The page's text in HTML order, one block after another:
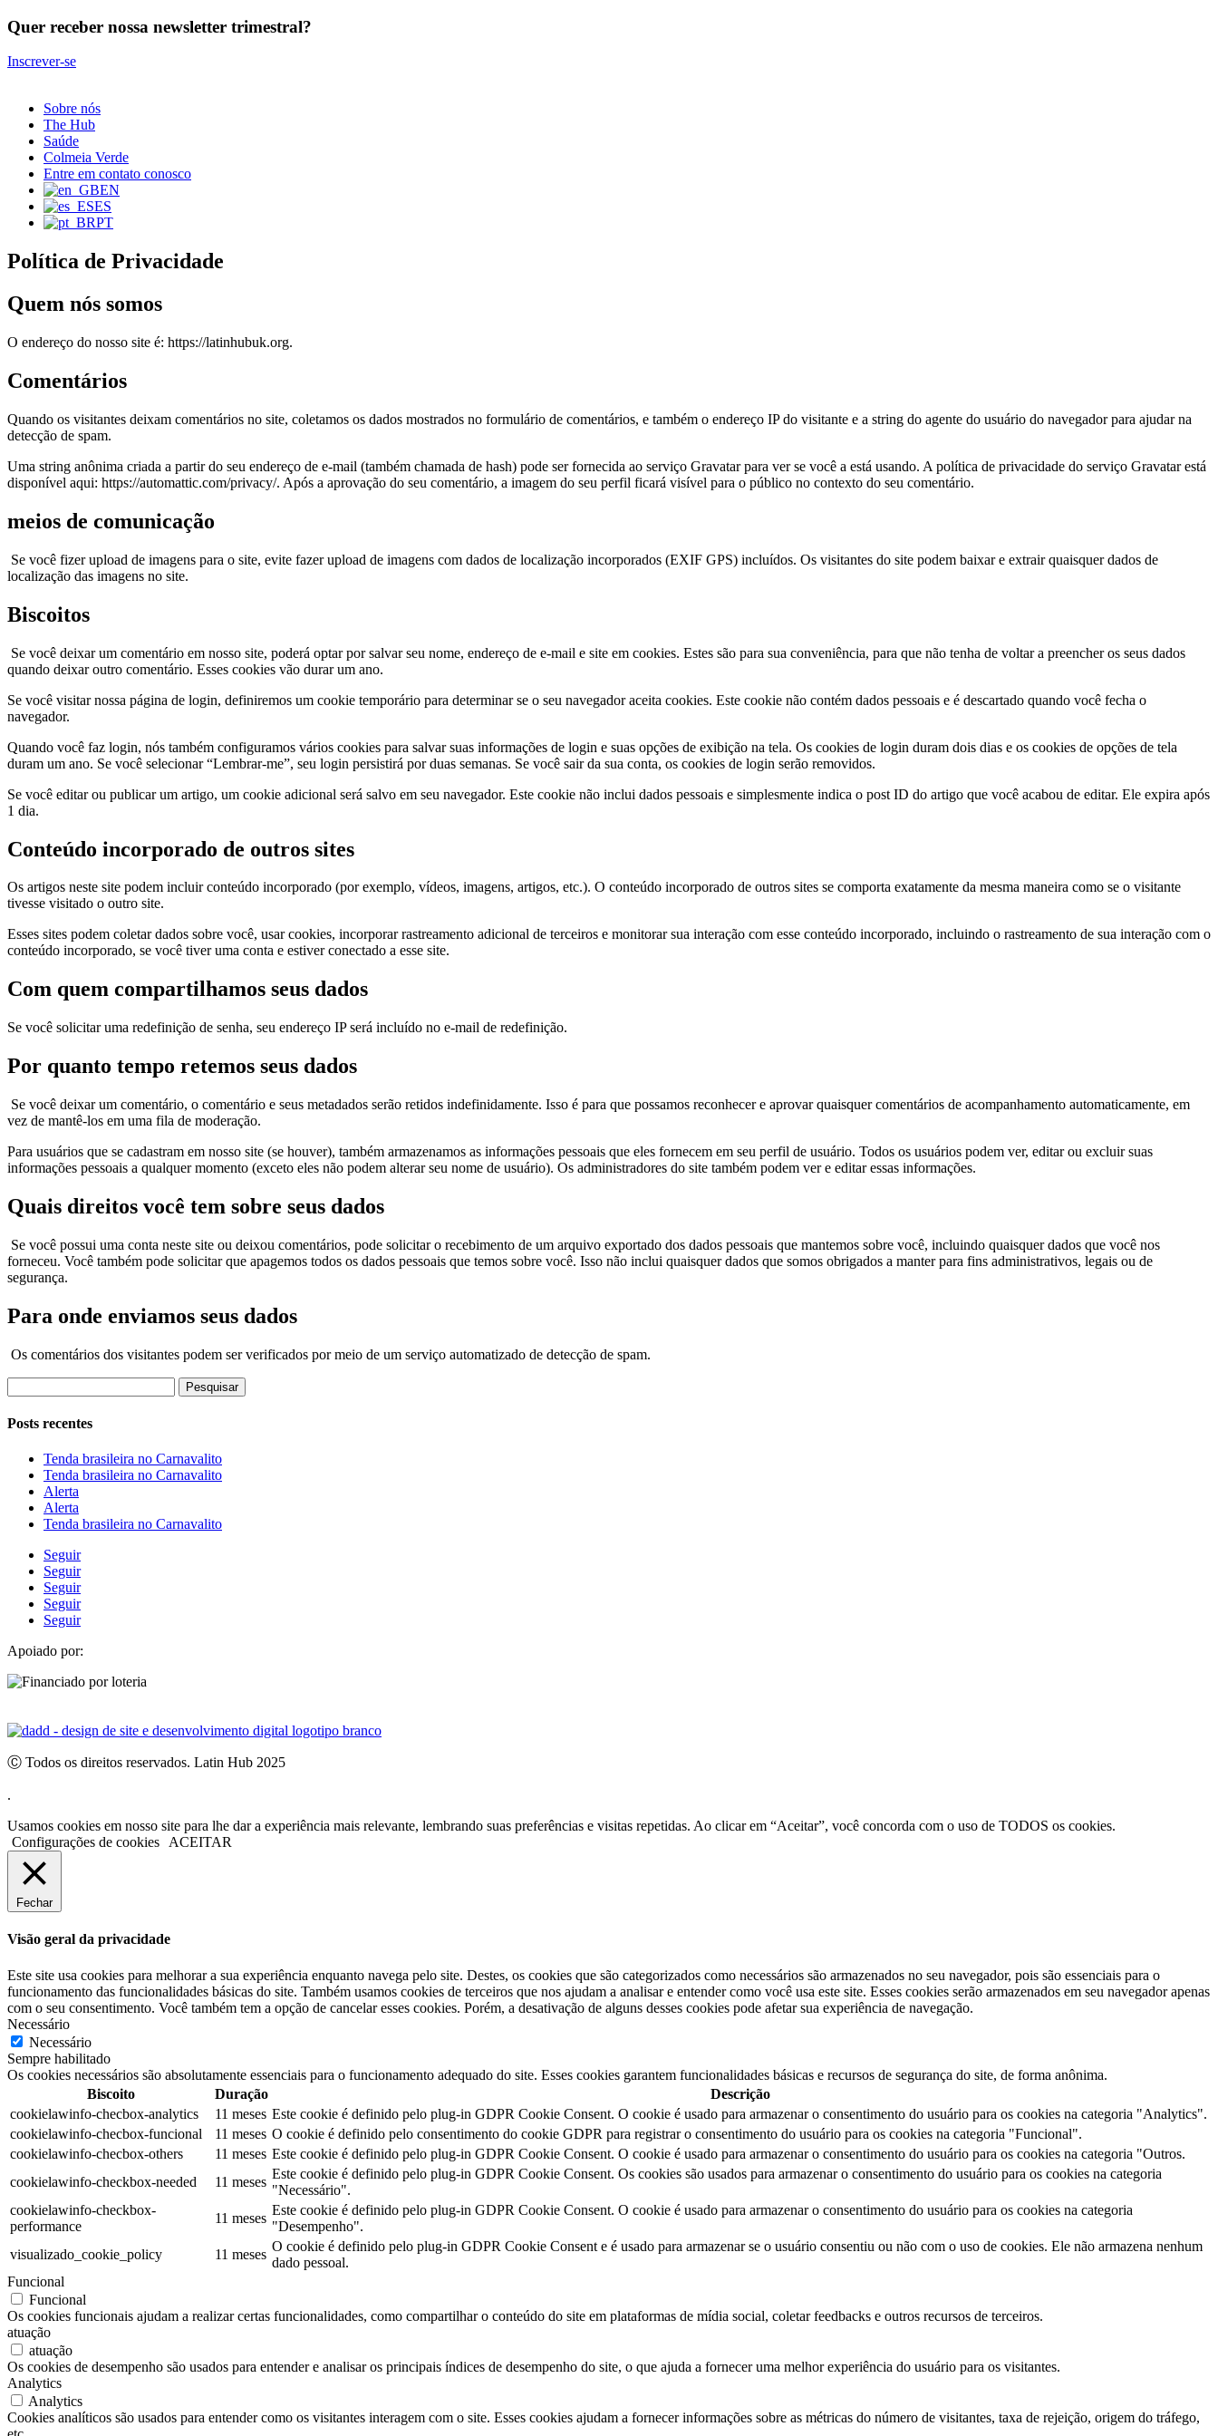
Quer receber nossa newsletter trimestral?
Inscrever-se
Sobre nós
The Hub
Saúde
Colmeia Verde
Entre em contato conosco
EN
ES
PT
Política de Privacidade
Quem nós somos
O endereço do nosso site é: https://latinhubuk.org.
Comentários
Quando os visitantes deixam comentários no site, coletamos os dados mostrados no formulário de comentários, e também o endereço IP do visitante e a string do agente do usuário do navegador para ajudar na
detecção de spam.
Uma string anônima criada a partir do seu endereço de e-mail (também chamada de hash) pode ser fornecida ao serviço Gravatar para ver se você a está usando. A política de privacidade do serviço Gravatar está
disponível aqui: https://automattic.com/privacy/. Após a aprovação do seu comentário, a imagem do seu perfil ficará visível para o público no contexto do seu comentário.
meios de comunicação
Se você fizer upload de imagens para o site, evite fazer upload de imagens com dados de localização incorporados (EXIF GPS) incluídos. Os visitantes do site podem baixar e extrair quaisquer dados de
localização das imagens no site.
Biscoitos
Se você deixar um comentário em nosso site, poderá optar por salvar seu nome, endereço de e-mail e site em cookies. Estes são para sua conveniência, para que não tenha de voltar a preencher os seus dados
quando deixar outro comentário. Esses cookies vão durar um ano.
Se você visitar nossa página de login, definiremos um cookie temporário para determinar se o seu navegador aceita cookies. Este cookie não contém dados pessoais e é descartado quando você fecha o
navegador.
Quando você faz login, nós também configuramos vários cookies para salvar suas informações de login e suas opções de exibição na tela. Os cookies de login duram dois dias e os cookies de opções de tela
duram um ano. Se você selecionar “Lembrar-me”, seu login persistirá por duas semanas. Se você sair da sua conta, os cookies de login serão removidos.
Se você editar ou publicar um artigo, um cookie adicional será salvo em seu navegador. Este cookie não inclui dados pessoais e simplesmente indica o post ID do artigo que você acabou de editar. Ele expira após
1 dia.
Conteúdo incorporado de outros sites
Os artigos neste site podem incluir conteúdo incorporado (por exemplo, vídeos, imagens, artigos, etc.). O conteúdo incorporado de outros sites se comporta exatamente da mesma maneira como se o visitante
tivesse visitado o outro site.
Esses sites podem coletar dados sobre você, usar cookies, incorporar rastreamento adicional de terceiros e monitorar sua interação com esse conteúdo incorporado, incluindo o rastreamento de sua interação com o
conteúdo incorporado, se você tiver uma conta e estiver conectado a esse site.
Com quem compartilhamos seus dados
Se você solicitar uma redefinição de senha, seu endereço IP será incluído no e-mail de redefinição.
Por quanto tempo retemos seus dados
Se você deixar um comentário, o comentário e seus metadados serão retidos indefinidamente. Isso é para que possamos reconhecer e aprovar quaisquer comentários de acompanhamento automaticamente, em
vez de mantê-los em uma fila de moderação.
Para usuários que se cadastram em nosso site (se houver), também armazenamos as informações pessoais que eles fornecem em seu perfil de usuário. Todos os usuários podem ver, editar ou excluir suas
informações pessoais a qualquer momento (exceto eles não podem alterar seu nome de usuário). Os administradores do site também podem ver e editar essas informações.
Quais direitos você tem sobre seus dados
Se você possui uma conta neste site ou deixou comentários, pode solicitar o recebimento de um arquivo exportado dos dados pessoais que mantemos sobre você, incluindo quaisquer dados que você nos
forneceu. Você também pode solicitar que apagemos todos os dados pessoais que temos sobre você. Isso não inclui quaisquer dados que somos obrigados a manter para fins administrativos, legais ou de
segurança.
Para onde enviamos seus dados
Os comentários dos visitantes podem ser verificados por meio de um serviço automatizado de detecção de spam.
por:
Posts recentes
Tenda brasileira no Carnavalito
Tenda brasileira no Carnavalito
Alerta
Alerta
Tenda brasileira no Carnavalito
Seguir
Seguir
Seguir
Seguir
Seguir
Apoiado por:
Ⓒ Todos os direitos reservados. Latin Hub 2025
.
Usamos cookies em nosso site para lhe dar a experiência mais relevante, lembrando suas preferências e visitas repetidas. Ao clicar em “Aceitar”, você concorda com o uso de TODOS os cookies.
Configurações de cookies
ACEITAR
Fechar
Visão geral da privacidade
Este site usa cookies para melhorar a sua experiência enquanto navega pelo site. Destes, os cookies que são categorizados como necessários são armazenados no seu navegador, pois são essenciais para o
funcionamento das funcionalidades básicas do site. Também usamos cookies de terceiros que nos ajudam a analisar e entender como você usa este site. Esses cookies serão armazenados em seu navegador apenas
com o seu consentimento. Você também tem a opção de cancelar esses cookies. Porém, a desativação de alguns desses cookies pode afetar sua experiência de navegação.
Necessário
Necessário
Sempre habilitado
Os cookies necessários são absolutamente essenciais para o funcionamento adequado do site. Esses cookies garantem funcionalidades básicas e recursos de segurança do site, de forma anônima.
Biscoito
Duração
Descrição
cookielawinfo-checbox-analytics
11 meses Este cookie é definido pelo plug-in GDPR Cookie Consent. O cookie é usado para armazenar o consentimento do usuário para os cookies na categoria "Analytics".
cookielawinfo-checbox-funcional
11 meses O cookie é definido pelo consentimento do cookie GDPR para registrar o consentimento do usuário para os cookies na categoria "Funcional".
cookielawinfo-checbox-others
11 meses Este cookie é definido pelo plug-in GDPR Cookie Consent. O cookie é usado para armazenar o consentimento do usuário para os cookies na categoria "Outros.
cookielawinfo-checkbox-needed
11 meses
Este cookie é definido pelo plug-in GDPR Cookie Consent. Os cookies são usados para armazenar o consentimento do usuário para os cookies na categoria
"Necessário".
cookielawinfo-checkbox-
performance
11 meses
Este cookie é definido pelo plug-in GDPR Cookie Consent. O cookie é usado para armazenar o consentimento do usuário para os cookies na categoria
"Desempenho".
visualizado_cookie_policy
11 meses
O cookie é definido pelo plug-in GDPR Cookie Consent e é usado para armazenar se o usuário consentiu ou não com o uso de cookies. Ele não armazena nenhum
dado pessoal.
Funcional
Funcional
Os cookies funcionais ajudam a realizar certas funcionalidades, como compartilhar o conteúdo do site em plataformas de mídia social, coletar feedbacks e outros recursos de terceiros.
atuação
atuação
Os cookies de desempenho são usados para entender e analisar os principais índices de desempenho do site, o que ajuda a fornecer uma melhor experiência do usuário para os visitantes.
Analytics
Analytics
Cookies analíticos são usados para entender como os visitantes interagem com o site. Esses cookies ajudam a fornecer informações sobre as métricas do número de visitantes, taxa de rejeição, origem do tráfego,